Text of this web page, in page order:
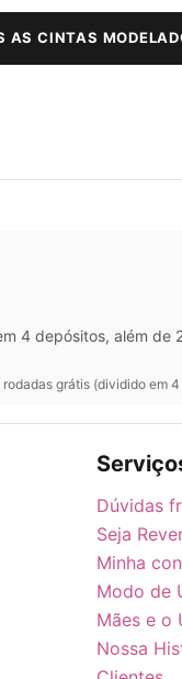
AS CINTAS
depósitos, além
grátis (dividido em
Dúvidas
Seja
Minha
Modo de
Mães e o
Nossa